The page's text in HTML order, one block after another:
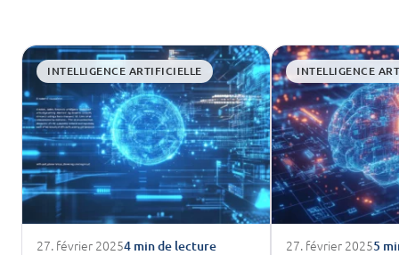
INTELLIGENCE ARTIFICIELLE
27. février 20254 min de lecture
INTELLIGENCE
27. février 20255